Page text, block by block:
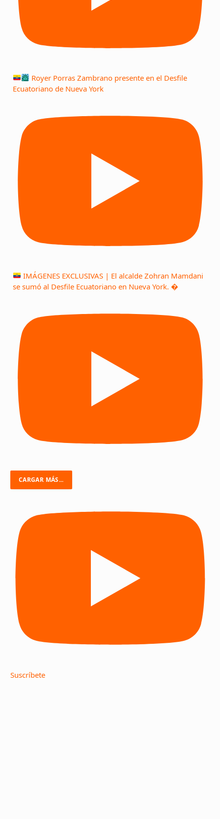
Royer Porras Zambrano presente en el Desfile
Ecuatoriano de Nueva York
IMÁGENES EXCLUSIVAS | El alcalde Zohran Mamdani
se sumó al Desfile Ecuatoriano en Nueva York. �
CARGAR MÁS...
Suscríbete